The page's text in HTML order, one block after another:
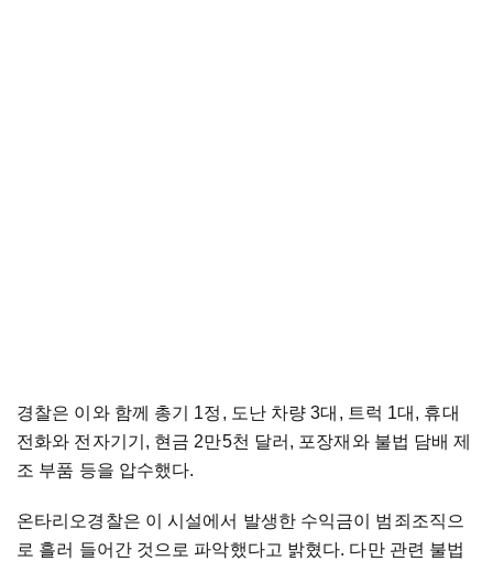
경찰은 이와 함께 총기 1정, 도난 차량 3대, 트럭 1대, 휴대
전화와 전자기기, 현금 2만5천 달러, 포장재와 불법 담배 제
조 부품 등을 압수했다.
온타리오경찰은 이 시설에서 발생한 수익금이 범죄조직으
로 흘러 들어간 것으로 파악했다고 밝혔다. 다만 관련 불법